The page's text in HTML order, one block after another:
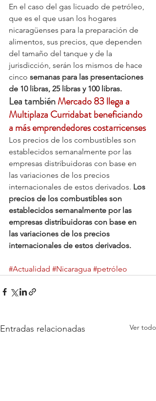
En el caso del gas licuado de petróleo,
que es el que usan los hogares
nicaragüenses para la preparación de
alimentos, sus precios, que dependen
del tamaño del tanque y de la
jurisdicción, serán los mismos de hace
cinco semanas para las presentaciones
de 10 libras, 25 libras y 100 libras.
Lea también Mercado 83 llega a
Multiplaza Curridabat beneficiando
a más emprendedores costarricenses
Los precios de los combustibles son
establecidos semanalmente por las
empresas distribuidoras con base en
las variaciones de los precios
internacionales de estos derivados. Los
precios de los combustibles son
establecidos semanalmente por las
empresas distribuidoras con base en
las variaciones de los precios
internacionales de estos derivados.
#Actualidad #Nicaragua #petróleo
Entradas relacionadas Ver todo